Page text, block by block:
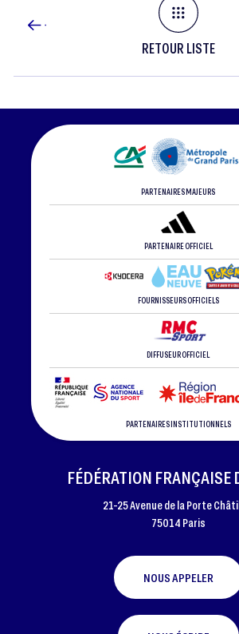
RETOUR LISTE
PARTENAIRES MAJEURS
PARTENAIRE OFFICIEL
FOURNISSEURS OFFICIELS
DIFFUSEUR OFFICIEL
PARTENAIRES INSTITUTIONNELS
FÉDÉRATION FRANÇAISE
21-25 Avenue de la Porte
75014 Paris
NOUS APPELER